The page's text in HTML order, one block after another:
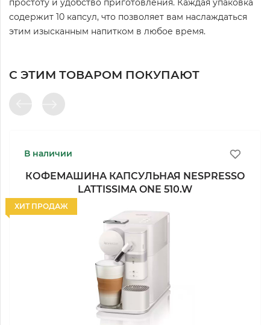
простоту и удобство приготовления. Каждая упаковка
содержит 10 капсул, что позволяет вам наслаждаться
этим изысканным напитком в любое время.
С ЭТИМ ТОВАРОМ ПОКУПАЮТ
В наличии
ХИТ ПРОДАЖ
КОФЕМАШИНА КАПСУЛЬНАЯ NESPRESSO
LATTISSIMA ONE 510.W